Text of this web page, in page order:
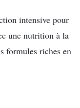
intensive pour
une nutrition à la
formules riches en